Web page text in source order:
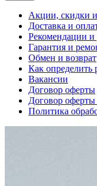
Акции, скидки
Доставка и
Рекомендации и
Гарантия и
Обмен и возврат
Как определить
Вакансии
Договор оферты
Договор оферты
Политика